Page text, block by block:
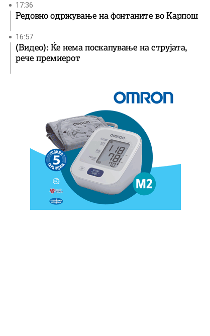
17:36
Редовно одржување на фонтаните во Карпош
16:57
(Видео): Ќе нема поскапување на струјата,
рече премиерот